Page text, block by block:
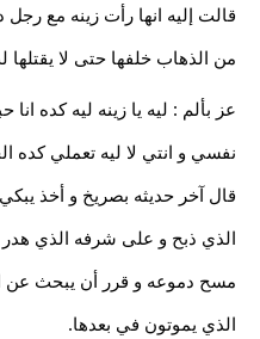
قالت إليه انها رأت زينه مع
من الذهاب خلفها حتى لا
عز بألم : ليه يا زينه ليه كده
نفسي و انتي لا ليه تعملي كده
قال آخر حديثه بصريخ و أخذ
الذي ذبح و على شرفه الذي هدر
مسح دموعه و قرر أن يبحث عن
الذي يموتون في بعدها.